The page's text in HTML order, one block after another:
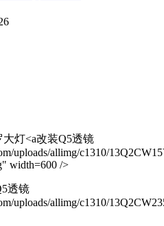
改装Q5透镜
uploads/allimg/c1310/
width=600 />
透镜
uploads/allimg/c1310/